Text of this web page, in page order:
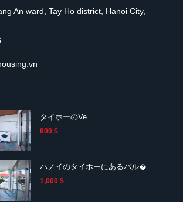
An ward, Tay Ho district, Hanoi City,
タイホーのVe...
800 $
ハノイのタイホーにあるバル�...
1,000 $